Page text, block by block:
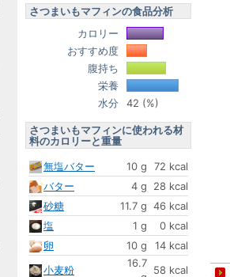
さつまいもマフィンの食品分析
カロリー
おすすめ度
腹持ち
栄養
水分
42 (%)
さつまいもマフィンに使われる材
料のカロリーと重量
無塩バター
10 g
72 kcal
バター
4 g
28 kcal
砂糖
11.7 g 46 kcal
塩
1 g
0 kcal
卵
10 g
14 kcal
小麦粉
16.7
58 kcal